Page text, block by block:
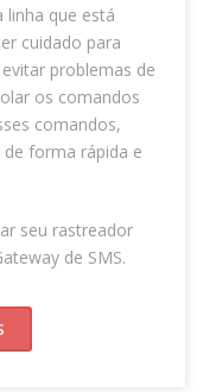
linha que está
cuidado para
problemas de
os comandos
comandos,
forma rápida e
seu rastreador
de SMS.